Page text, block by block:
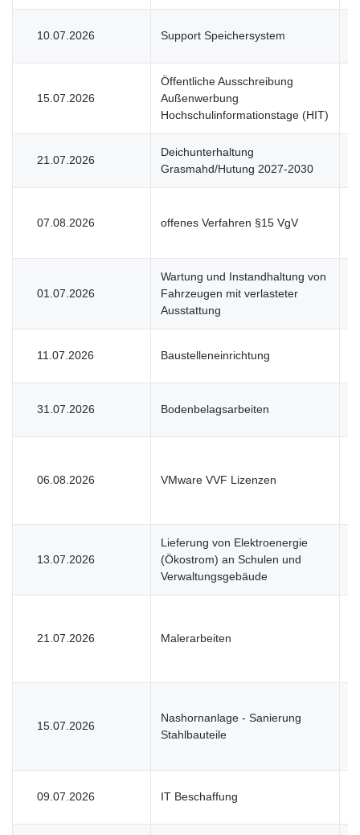
10.07.2026 Support Speichersystem
15.07.2026
Öffentliche Ausschreibung
Außenwerbung
Hochschulinformationstage (HIT)
21.07.2026
Deichunterhaltung
Grasmahd/Hutung 2027-2030
07.08.2026 offenes Verfahren §15 VgV
01.07.2026
Wartung und Instandhaltung von
Fahrzeugen mit verlasteter
Ausstattung
11.07.2026 Baustelleneinrichtung
31.07.2026 Bodenbelagsarbeiten
06.08.2026 VMware VVF Lizenzen
13.07.2026
Lieferung von Elektroenergie
(Ökostrom) an Schulen und
Verwaltungsgebäude
21.07.2026 Malerarbeiten
15.07.2026
Nashornanlage - Sanierung
Stahlbauteile
09.07.2026 IT Beschaffung